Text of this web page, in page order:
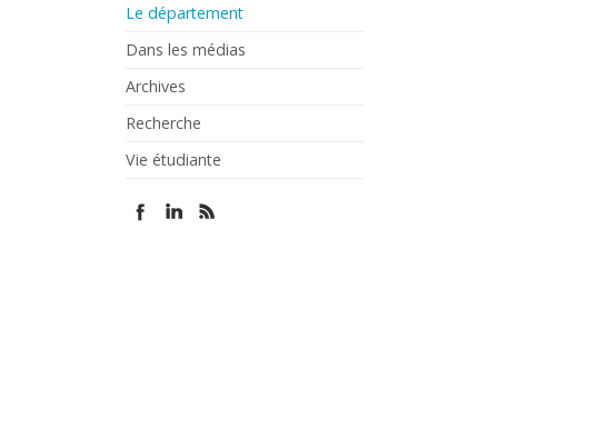
Le département
Dans les médias
Archives
Recherche
Vie étudiante